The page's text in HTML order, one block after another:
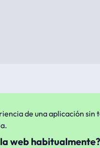
de una aplicación sin
web habitualmente?